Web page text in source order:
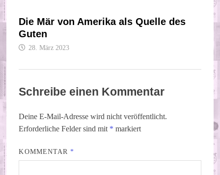
Die Mär von Amerika als Quelle des
Guten
28. März 2023
Schreibe einen Kommentar
Deine E-Mail-Adresse wird nicht veröffentlicht.
Erforderliche Felder sind mit * markiert
KOMMENTAR *